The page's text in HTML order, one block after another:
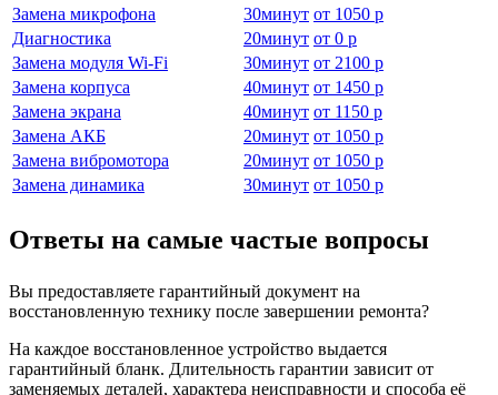
Замена микрофона
30минут от 1050 р
Диагностика
20минут от 0 р
Замена модуля Wi-Fi
30минут от 2100 р
Замена корпуса
40минут от 1450 р
Замена экрана
40минут от 1150 р
Замена АКБ
20минут от 1050 р
Замена вибромотора
20минут от 1050 р
Замена динамика
30минут от 1050 р
Ответы на самые частые вопросы
Вы предоставляете гарантийный документ на
восстановленную технику после завершении ремонта?
На каждое восстановленное устройство выдается
гарантийный бланк. Длительность гарантии зависит от
заменяемых деталей, характера неисправности и способа её